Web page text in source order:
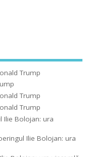
Trump
Trump
Trump
Ilie Bolojan: ura
Ilie Bolojan: ura